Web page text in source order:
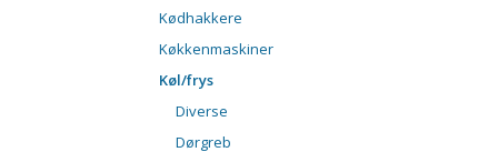
Kødhakkere
Køkkenmaskiner
Køl/frys
Diverse
Dørgreb